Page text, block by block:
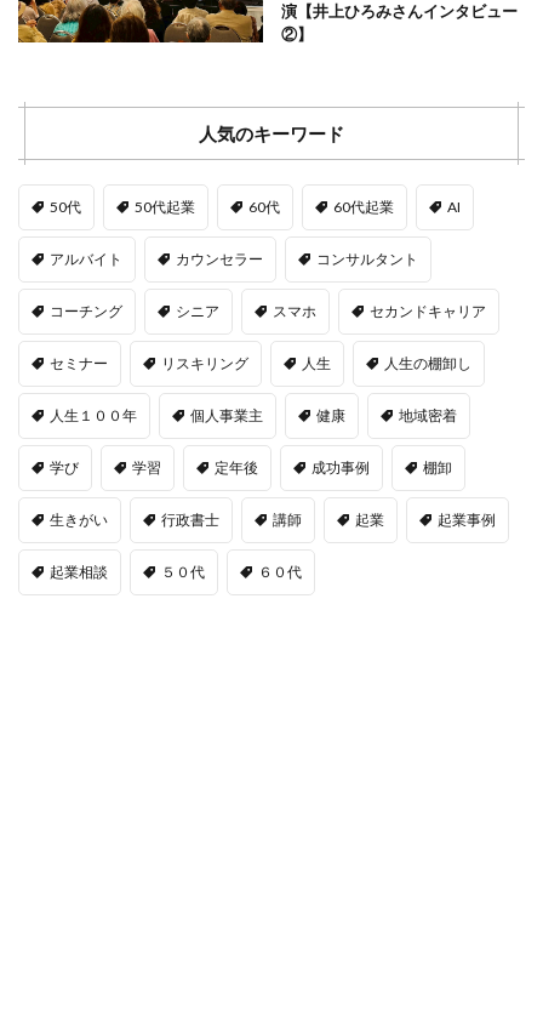
演【井上ひろみさんインタビュー
②】
人気のキーワード
50代 50代起業 60代 60代起業 AI
アルバイト カウンセラー コンサルタント
コーチング シニア スマホ セカンドキャリア
セミナー リスキリング 人生 人生の棚卸し
人生１００年 個人事業主 健康 地域密着
学び 学習 定年後 成功事例 棚卸
生きがい 行政書士 講師 起業 起業事例
起業相談 ５０代 ６０代